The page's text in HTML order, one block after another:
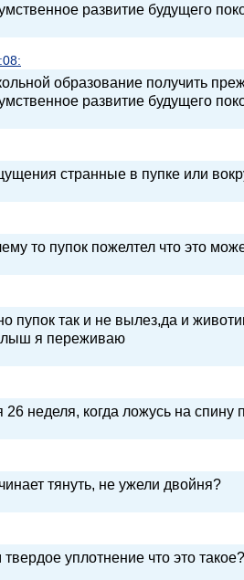
развитие будущего
образование получить
развитие будущего
странные в пупке или
то пупок пожелтел что это
пупок так и не вылез,да и
я переживаю
неделя, когда ложусь на спину
тянуть, не ужели двойня?
уплотнение что это